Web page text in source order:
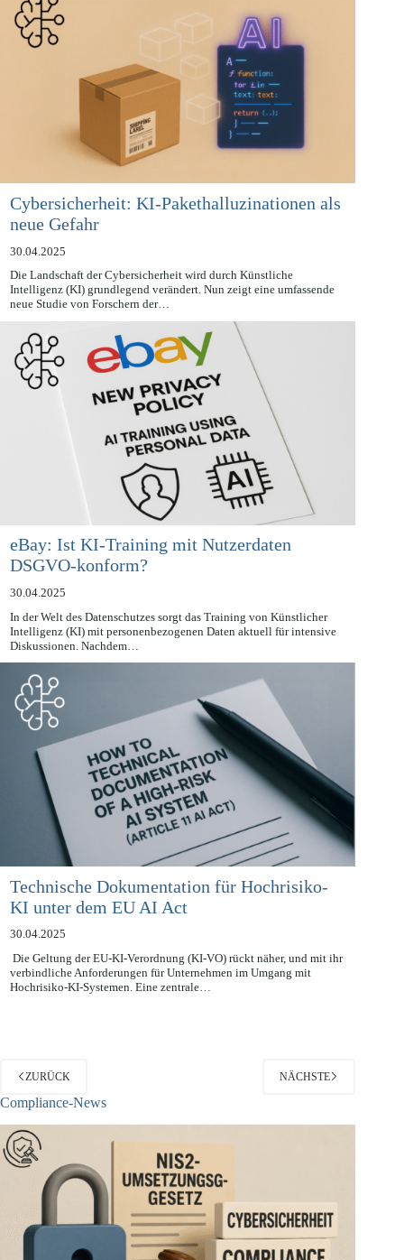
Cybersicherheit: KI-Pakethalluzinationen als
neue Gefahr
30.04.2025
Die Landschaft der Cybersicherheit wird durch Künstliche
Intelligenz (KI) grundlegend verändert. Nun zeigt eine umfassende
neue Studie von Forschern der…
eBay: Ist KI-Training mit Nutzerdaten
DSGVO-konform?
30.04.2025
In der Welt des Datenschutzes sorgt das Training von Künstlicher
Intelligenz (KI) mit personenbezogenen Daten aktuell für intensive
Diskussionen. Nachdem…
Technische Dokumentation für Hochrisiko-
KI unter dem EU AI Act
30.04.2025
Die Geltung der EU-KI-Verordnung (KI-VO) rückt näher, und mit ihr
verbindliche Anforderungen für Unternehmen im Umgang mit
ZURÜCK
Compliance-News